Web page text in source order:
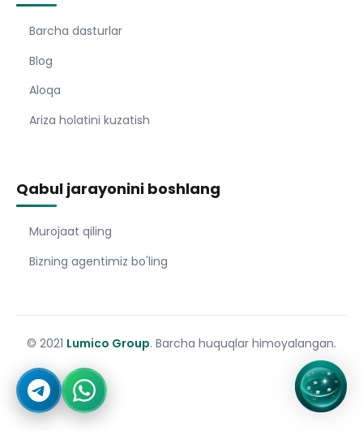
Barcha dasturlar
Blog
Aloqa
Ariza holatini kuzatish
Qabul jarayonini boshlang
Murojaat qiling
Bizning agentimiz bo'ling
© 2021 Lumico Group. Barcha huquqlar himoyalangan.